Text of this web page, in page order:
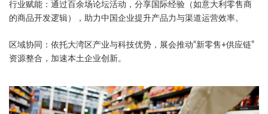
​行业赋能​：通过百余场论坛活动，分享国际经验（如意大利零售商
的商品开发逻辑），助力中国企业提升产品力与渠道运营效率。
​区域协同​：依托大湾区产业与科技优势，展会推动“新零售+供应链”
资源整合，加速本土企业创新。